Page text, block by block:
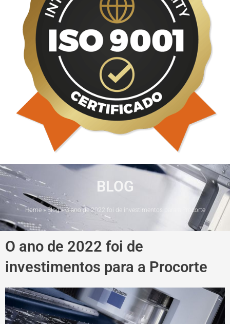
BLOG
Home» Blog»O ano de 2022 foi de investimentos para a Procorte
O ano de 2022 foi de
investimentos para a Procorte